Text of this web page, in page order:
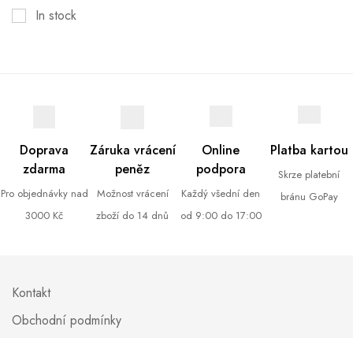
In stock
Doprava
zdarma
Pro objednávky nad
3000 Kč
Záruka vrácení
peněz
Možnost vrácení
zboží do 14 dnů
Online
podpora
Každý všední den
od 9:00 do 17:00
Platba kartou
Skrze platební
bránu GoPay
Kontakt
Obchodní podmínky